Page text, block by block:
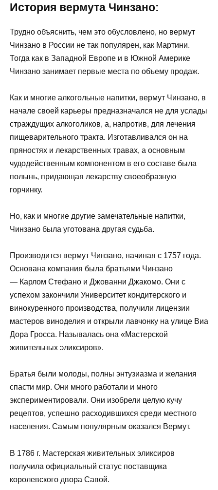
История вермута Чинзано:
Трудно объяснить, чем это обусловлено, но вермут
Чинзано в России не так популярен, как Мартини.
Тогда как в Западной Европе и в Южной Америке
Чинзано занимает первые места по объему продаж.
Как и многие алкогольные напитки, вермут Чинзано, в
начале своей карьеры предназначался не для услады
страждущих алкоголиков, а, напротив, для лечения
пищеварительного тракта. Изготавливался он на
пряностях и лекарственных травах, а основным
чудодейственным компонентом в его составе была
полынь, придающая лекарству своеобразную
горчинку.
Но, как и многие другие замечательные напитки,
Чинзано была уготована другая судьба.
Производится вермут Чинзано, начиная с 1757 года.
Основана компания была братьями Чинзано
— Карлом Стефано и Джованни Джакомо. Они с
успехом закончили Университет кондитерского и
винокуренного производства, получили лицензии
мастеров виноделия и открыли лавчонку на улице Виа
Дора Гросса. Называлась она «Мастерской
живительных эликсиров».
Братья были молоды, полны энтузиазма и желания
спасти мир. Они много работали и много
экспериментировали. Они изобрели целую кучу
рецептов, успешно расходившихся среди местного
населения. Самым популярным оказался Вермут.
В 1786 г. Мастерская живительных эликсиров
получила официальный статус поставщика
королевского двора Савой.